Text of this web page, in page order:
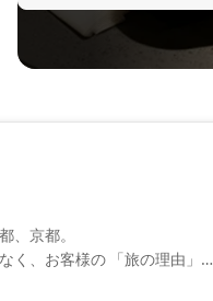
、京都。
く、お客様の 「旅の理由」と